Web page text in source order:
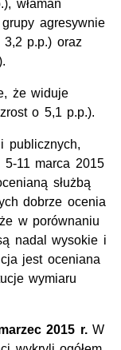
włamań
agresywnie
3,2 p.p.) oraz
że widuje
o 5,1 p.p.).
publicznych,
11 marca 2015
służbą
dobrze ocenia
w porównaniu
nadal wysokie i
jest oceniana
wymiaru
2015 r.W